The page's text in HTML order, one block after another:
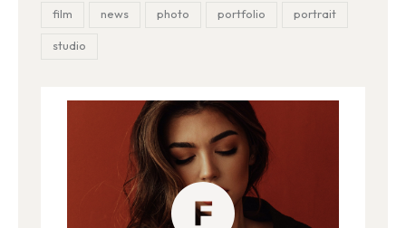
film news photo portfolio portrait
studio